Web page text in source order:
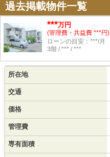
過去掲載物件一覧
***万円
(管理費・共益費 ***円)
ローンの目安：***/月
3階 / *** / ***
所在地
交通
価格
管理費
専有面積